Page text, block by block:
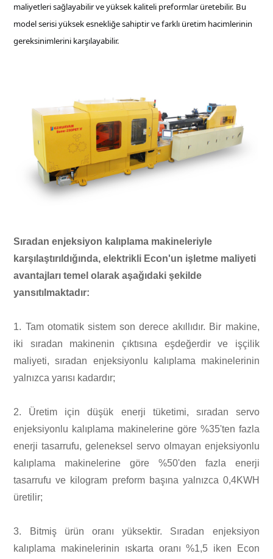
maliyetleri sağlayabilir ve yüksek kaliteli preformlar üretebilir. Bu
model serisi yüksek esnekliğe sahiptir ve farklı üretim hacimlerinin
gereksinimlerini karşılayabilir.
Sıradan enjeksiyon kalıplama makineleriyle
karşılaştırıldığında, elektrikli Econ'un işletme maliyeti
avantajları temel olarak aşağıdaki şekilde
yansıtılmaktadır:
1. Tam otomatik sistem son derece akıllıdır. Bir makine,
iki sıradan makinenin çıktısına eşdeğerdir ve işçilik
maliyeti, sıradan enjeksiyonlu kalıplama makinelerinin
yalnızca yarısı kadardır;
2. Üretim için düşük enerji tüketimi, sıradan servo
enjeksiyonlu kalıplama makinelerine göre %35'ten fazla
enerji tasarrufu, geleneksel servo olmayan enjeksiyonlu
kalıplama makinelerine göre %50'den fazla enerji
tasarrufu ve kilogram preform başına yalnızca 0,4KWH
üretilir;
3. Bitmiş ürün oranı yüksektir. Sıradan enjeksiyon
kalıplama makinelerinin ıskarta oranı %1,5 iken Econ